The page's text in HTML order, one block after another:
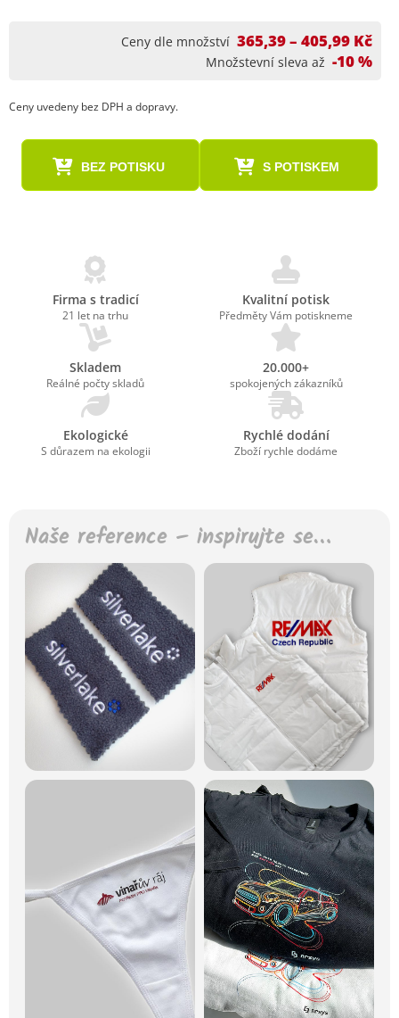
Ceny dle množství 365,39 – 405,99 Kč
Množstevní sleva až -10 %
Ceny uvedeny bez DPH a dopravy.
BEZ POTISKU S POTISKEM
Firma s tradicí
21 let na trhu
Kvalitní potisk
Předměty Vám potiskneme
Skladem
Reálné počty skladů
20.000+
spokojených zákazníků
Ekologické
S důrazem na ekologii
Rychlé dodání
Zboží rychle dodáme
Naše reference – inspirujte se…